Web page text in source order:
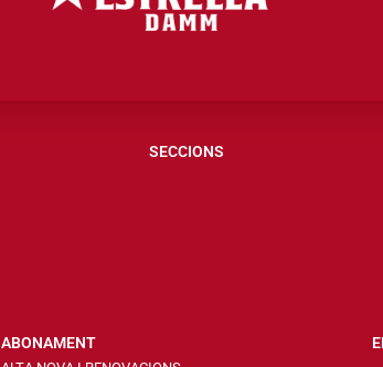
SECCIONS
ABONAMENT